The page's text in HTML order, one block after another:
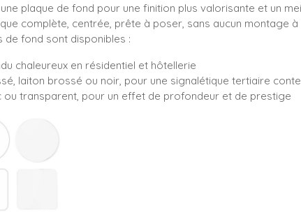
plaque de fond pour une finition plus valorisante et un
complète, centrée, prête à poser, sans aucun montage
fond sont disponibles :
chaleureux en résidentiel et hôtellerie
laiton brossé ou noir, pour une signalétique tertiaire
ou transparent, pour un effet de profondeur et de prestige